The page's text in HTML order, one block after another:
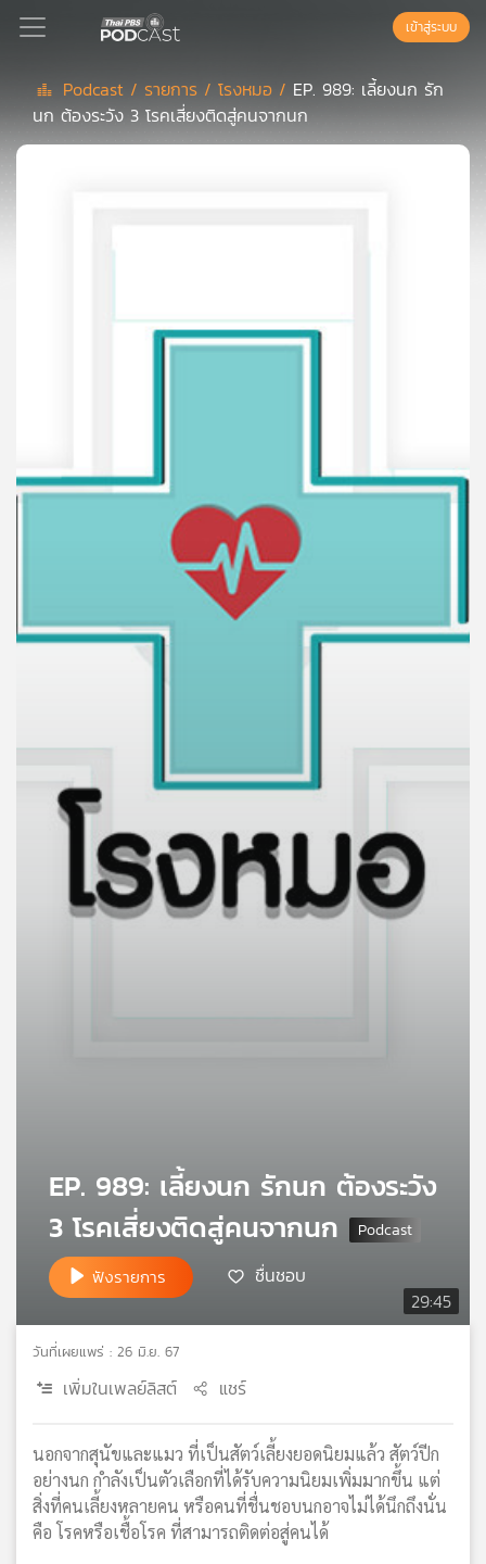
Podcast
ของ
คุณ
กิจกรรม
แผนที่
เครือ
เข้าสู่ระบบ
Podcast / รายการ /โรงหมอ / EP. 989: เลี้ยงนก รัก
นก ต้องระวัง 3 โรคเสี่ยงติดสู่คนจากนก
29:45
EP. 989: เลี้ยงนก รักนก ต้องระวัง
3 โรคเสี่ยงติดสู่คนจากนก
ฟังรายการ ชื่นชอบ
วันที่เผยแพร่ : 26 มิ.ย. 67
เพิ่มในเพลย์ลิสต์ แชร์
นอกจากสุนัขและแมว ที่เป็นสัตว์เลี้ยงยอดนิยมแล้ว สัตว์ปีก
อย่างนก กำลังเป็นตัวเลือกที่ได้รับความนิยมเพิ่มมากขึ้น แต่
สิ่งที่คนเลี้ยงหลายคน หรือคนที่ชื่นชอบนกอาจไม่ได้นึกถึงนั่น
คือ โรคหรือเชื้อโรค ที่สามารถติดต่อสู่คนได้